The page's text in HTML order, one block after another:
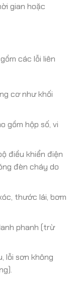
gian hoặc
các lỗi liên
cơ như khối
gồm hộp số, vi
điều khiển điện
đèn cháy do
thước lái, bơm
phanh (trừ
lỗi sơn không